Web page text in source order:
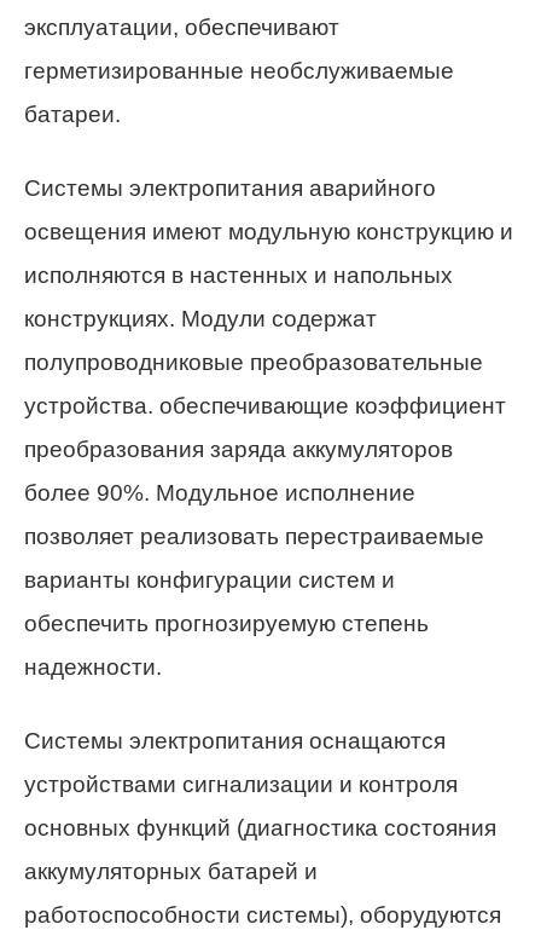
эксплуатации, обеспечивают
герметизированные необслуживаемые
батареи.
Системы электропитания аварийного
освещения имеют модульную конструкцию и
исполняются в настенных и напольных
конструкциях. Модули содержат
полупроводниковые преобразовательные
устройства. обеспечивающие коэффициент
преобразования заряда аккумуляторов
более 90%. Модульное исполнение
позволяет реализовать перестраиваемые
варианты конфигурации систем и
обеспечить прогнозируемую степень
надежности.
Системы электропитания оснащаются
устройствами сигнализации и контроля
основных функций (диагностика состояния
аккумуляторных батарей и
работоспособности системы), оборудуются